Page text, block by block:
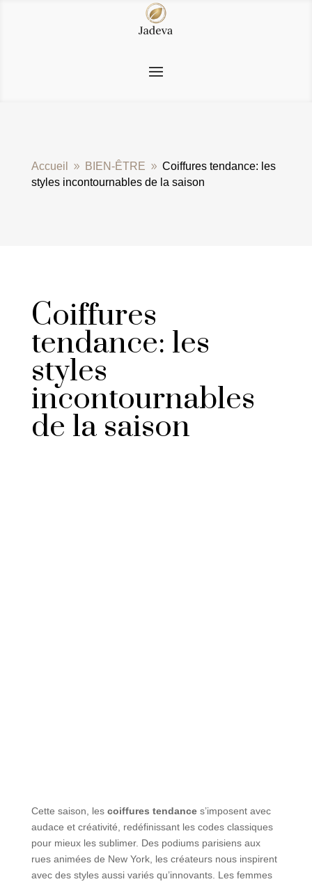
Accueil 9 BIEN-ÊTRE 9 Coiffures tendance: les
styles incontournables de la saison
Coiffures
tendance: les
styles
incontournables
de la saison
Cette saison, les coiffures tendances’imposent avec
audace et créativité, redéfinissant les codes classiques
pour mieux les sublimer. Des podiums parisiens aux
rues animées de New York, les créateurs nous inspirent
avec des styles aussi variés qu’innovants. Les femmes